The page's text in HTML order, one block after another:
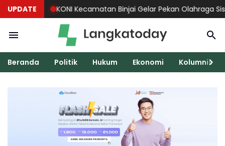
UPDATEKONI Kecamatan Binjai Gelar Pekan Olahraga Siswa
Beranda Politik Hukum Ekonomi Kolumnis